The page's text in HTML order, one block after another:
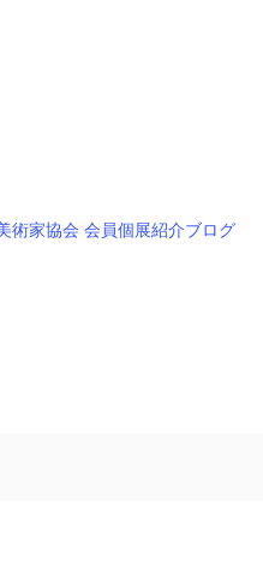
術家協会 会員個展紹介ブログ